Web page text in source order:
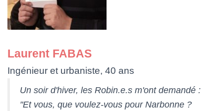
Laurent FABAS
Ingénieur et urbaniste, 40 ans
Un soir d'hiver, les Robin.e.s m'ont demandé :
"Et vous, que voulez-vous pour Narbonne ?